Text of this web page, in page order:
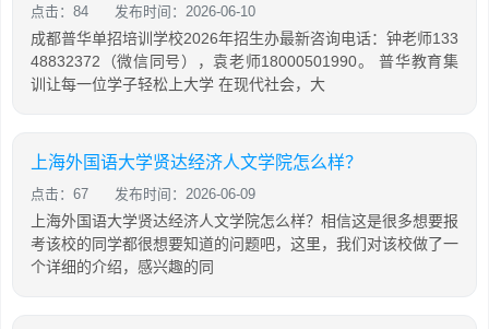
点击：84 发布时间：2026-06-10
成都普华单招培训学校2026年招生办最新咨询电话：钟老师133
48832372（微信同号），袁老师18000501990。 普华教育集
训让每一位学子轻松上大学 在现代社会，大
上海外国语大学贤达经济人文学院怎么样？
点击：67 发布时间：2026-06-09
上海外国语大学贤达经济人文学院怎么样？相信这是很多想要报
考该校的同学都很想要知道的问题吧，这里，我们对该校做了一
个详细的介绍，感兴趣的同